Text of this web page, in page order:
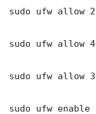
sudo ufw allow
sudo ufw allow
sudo ufw allow
sudo ufw enable